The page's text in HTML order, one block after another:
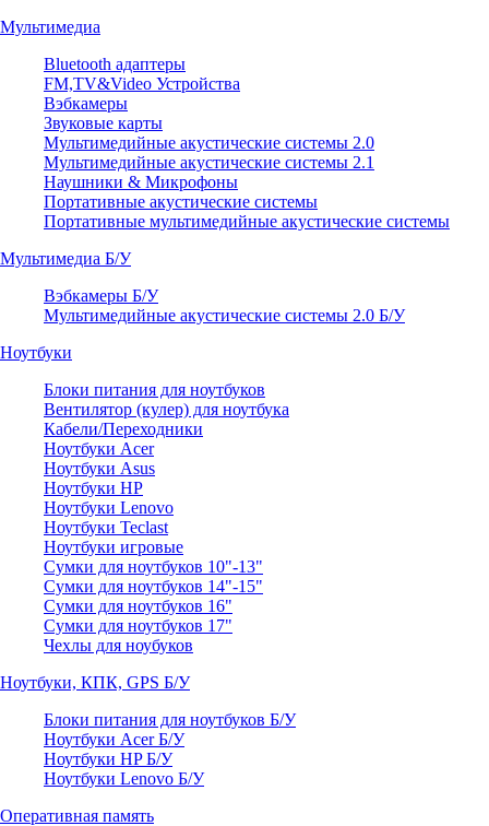
Мультимедиа
Bluetooth адаптеры
FM,TV&Video Устройства
Вэбкамеры
Звуковые карты
Мультимедийные акустические системы 2.0
Мультимедийные акустические системы 2.1
Наушники & Микрофоны
Портативные акустические системы
Портативные мультимедийные акустические системы
Мультимедиа Б/У
Вэбкамеры Б/У
Мультимедийные акустические системы 2.0 Б/У
Ноутбуки
Блоки питания для ноутбуков
Вентилятор (кулер) для ноутбука
Кабели/Переходники
Ноутбуки Acer
Ноутбуки Asus
Ноутбуки HP
Ноутбуки Lenovo
Ноутбуки Teclast
Ноутбуки игровые
Сумки для ноутбуков 10"-13"
Сумки для ноутбуков 14"-15"
Сумки для ноутбуков 16"
Сумки для ноутбуков 17"
Чехлы для ноубуков
Ноутбуки, КПК, GPS Б/У
Блоки питания для ноутбуков Б/У
Ноутбуки Acer Б/У
Ноутбуки HP Б/У
Ноутбуки Lenovo Б/У
Оперативная память